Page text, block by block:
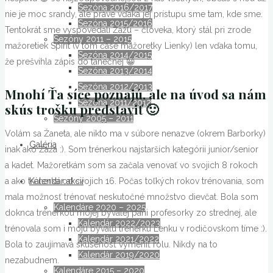
Sezóna 2016/2017
Sezóna 2015/2016
Sezóny 2011 – 2015
Sezóna 2014/2015
Sezóna 2013/2014
Sezóna 2012/2013
Sezóna 2011/2012
Sezóny 2005 – 2011
Galéria
Kalendár akcií
Kalendáre 2020 – 2025
Kalendár 2022/2023
Kalendár 2021/2022
Kalendár 2019/2020
Kalendáre 2015 – 2020
nie je moc srandy, ale práve vďaka jej prístupu sme tam, kde sme.
Tentokrát sme vyspovedali Žažu – človeka, ktorý stál pri zrode
mažoretiek Spirit (v tom čase mažoretky Lienky) len vďaka tomu,
že prešvihla zápis do tanečnej 😀
Mnohí Ťa síce poznajú, ale na úvod sa nám
skús trošku predstaviť 🙂
Volám sa Žaneta, ale nikto ma v súbore nenazve (okrem Barborky)
inak ako Žaža :). Som trénerkou najstarších kategórii junior/senior
a kadet. Mažoretkám som sa začala venovať vo svojich 8 rokoch
a ako trénerka od svojich 16. Počas toľkých rokov trénovania, som
mala možnosť trénovať neskutočné množstvo dievčat. Bola som
doknca trénerkou mojej bývalej pani profesorky zo strednej, ale
trénovala som i moju bývalú trénerku Lenku v rodičovskom tíme :).
Bola to zaujímavá skúsenosť vymeniť rolu. Nikdy na to
nezabudnem.